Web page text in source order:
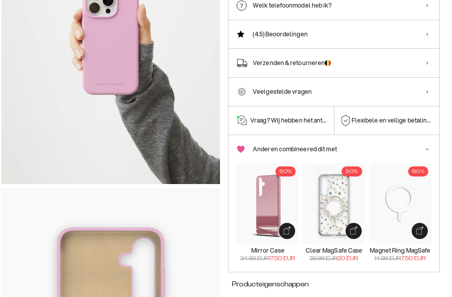
Welk telefoonmodel heb ik?
(4.5)Beoordelingen
Verzenden & retourneren
Veelgestelde vragen
Vraag? Wij hebben het antwoord! Flexibele en veilige betalingen
Anderen combineered dit met
50%
Mirror Case
34.99EUR17.50 EUR
50%
Clear MagSafe Case
39.99EUR20 EUR
50%
Magnet Ring MagSafe
14.99EUR7.50 EUR
Producteigenschappen